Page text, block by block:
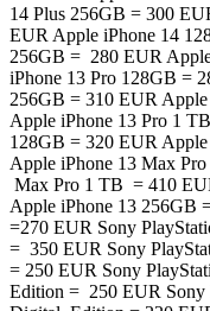
14 Plus 256GB = 300
EUR Apple iPhone 14
256GB = 280 EUR
iPhone 13 Pro 128GB =
256GB = 310 EUR
Apple iPhone 13 Pro 1
128GB = 320 EUR
Apple iPhone 13 Max
Max Pro 1 TB = 410
Apple iPhone 13 256GB
=270 EUR Sony
= 350 EUR Sony
= 250 EUR Sony
Edition = 250 EUR Sony